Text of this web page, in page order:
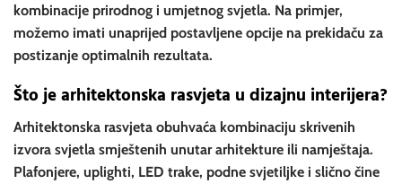
kombinacije prirodnog i umjetnog svjetla. Na primjer,
možemo imati unaprijed postavljene opcije na prekidaču za
postizanje optimalnih rezultata.
Što je arhitektonska rasvjeta u dizajnu interijera?
Arhitektonska rasvjeta obuhvaća kombinaciju skrivenih
izvora svjetla smještenih unutar arhitekture ili namještaja.
Plafonjere, uplighti, LED trake, podne svjetiljke i slično čine